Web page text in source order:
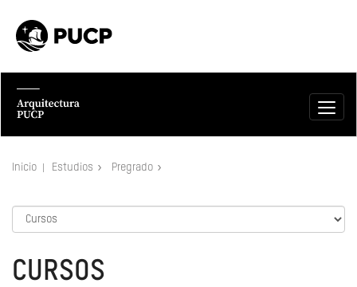
Inicio Estudios Pregrado
CURSOS